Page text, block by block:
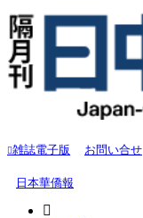
雑誌電子版 お問い合せ
日本華僑報